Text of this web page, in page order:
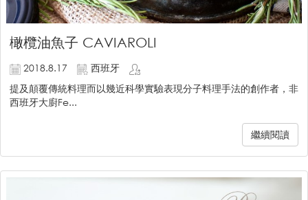
橄欖油魚子 CAVIAROLI
2018.8.17
西班牙
提及顛覆傳統料理而以幾近科學實驗表現分子料理手法的創作者，非
西班牙大廚Fe...
繼續閱讀